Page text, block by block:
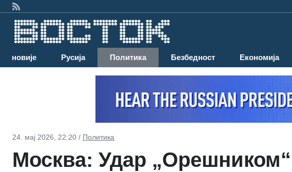
Најновије Русија Политика Безбедност Економија
24. мај 2026, 22:20 / Политика
Москва: Удар „Орешником“